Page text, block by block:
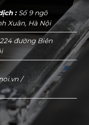
:Số 9 ngõ
Xuân, Hà Nội
đường Biên
/